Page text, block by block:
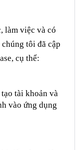
làm việc và có
tôi đã cập
cụ thể:
tài khoản và
vào ứng dụng